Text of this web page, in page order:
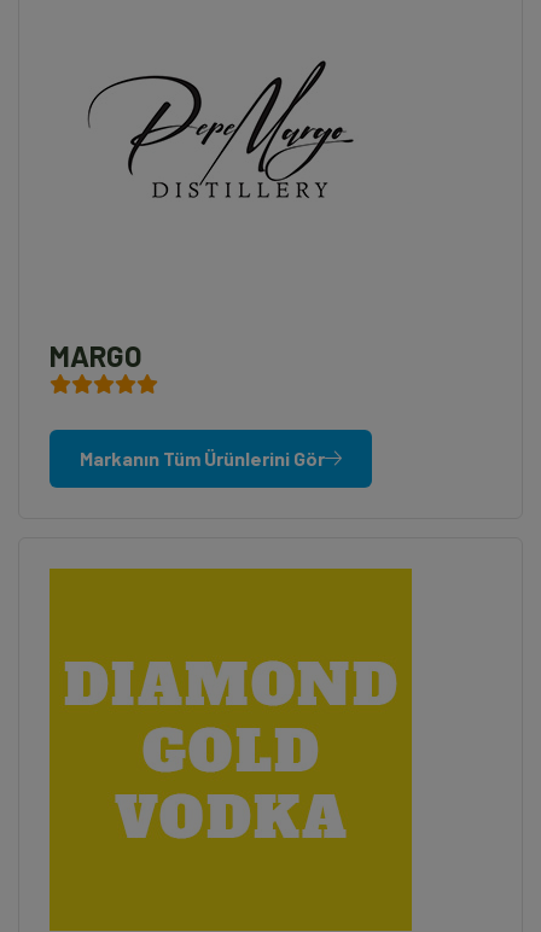
MARGO
Markanın Tüm Ürünlerini Gör